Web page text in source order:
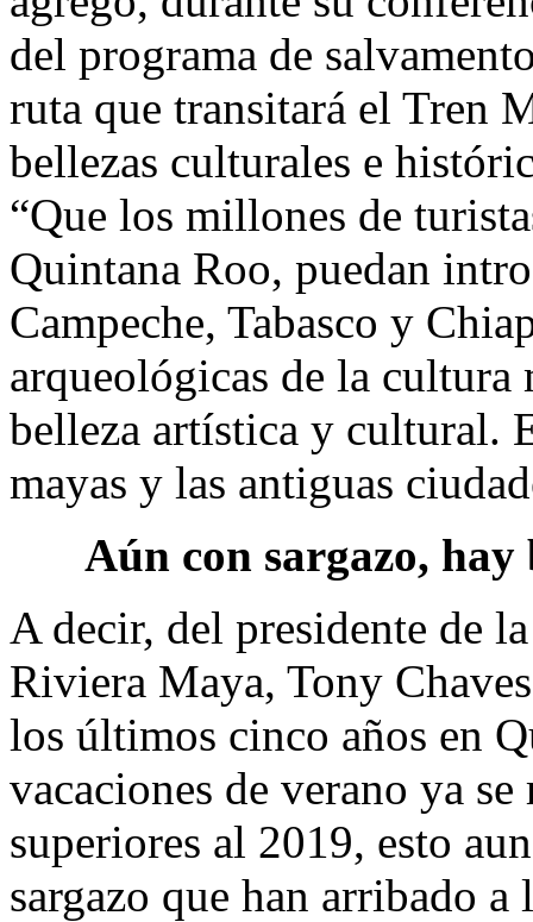
del programa de
ruta que transitará el Tren
bellezas culturales e
“Que los millones de
Quintana Roo, puedan
Campeche, Tabasco y
arqueológicas de la
belleza artística y cultural.
mayas y las antiguas
Aún con sargazo,
A decir, del presidente de
Riviera Maya, Tony
los últimos cinco años en
vacaciones de verano ya
superiores al 2019, esto
sargazo que han arribado a